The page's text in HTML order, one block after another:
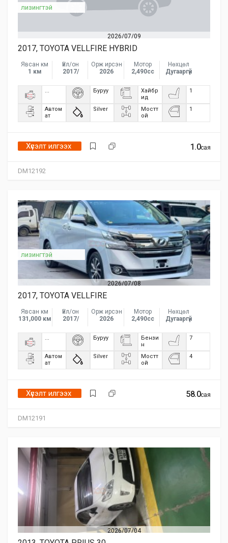
2026/07/09
DM12192
лизингтэй
2017, TOYOTA VELLFIRE HYBRID
Явсан км
1 км
Үйл/он
2017/
Орж ирсэн
2026
Мотор
2,490сс
Нөхцөл
Дугааргүй
... Буруу
Хайбр
ид
1
Автом
ат
Silver
Мостт
ой
1
1.0сая
Хүсэлт илгээх
2026/07/08
DM12191
лизингтэй
2017, TOYOTA VELLFIRE
Явсан км
131,000 км
Үйл/он
2017/
Орж ирсэн
2026
Мотор
2,490сс
Нөхцөл
Дугааргүй
... Буруу
Бензи
н
7
Автом
ат
Silver
Мостт
ой
4
58.0сая
Хүсэлт илгээх
2026/07/04